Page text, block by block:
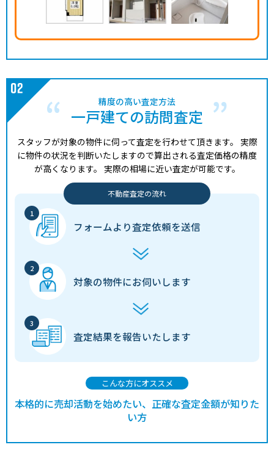
精度の高い査定方法
一戸建ての訪問査定
スタッフが対象の物件に伺って査定を行わせて頂きます。 実際
に物件の状況を判断いたしますので算出される査定価格の精度
が高くなります。 実際の相場に近い査定が可能です。
不動産査定の流れ
フォームより査定依頼を送信
対象の物件にお伺いします
査定結果を報告いたします
こんな方にオススメ
本格的に売却活動を始めたい、正確な査定金額が知りた
い方